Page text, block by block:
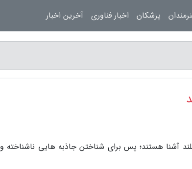
آشنا هستند؛ پس برای شناختن جاذبه هایی ناشناخته و
پزشکان اخبار فناوری آخرین اخبار